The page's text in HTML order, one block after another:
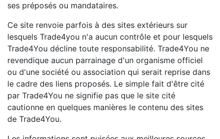
ses préposés ou mandataires.
Ce site renvoie parfois à des sites extérieurs sur
lesquels Trade4you n'a aucun contrôle et pour lesquels
Trade4You décline toute responsabilité. Trade4You ne
revendique aucun parrainage d'un organisme officiel
ou d'une société ou association qui serait reprise dans
le cadre des liens proposés. Le simple fait d'être cité
par Trade4You ne signifie pas que le site cité
cautionne en quelques manières le contenu des sites
de Trade4You.